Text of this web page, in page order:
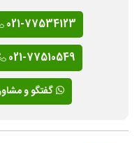
021-77534123
021-77510549
گفتگو و